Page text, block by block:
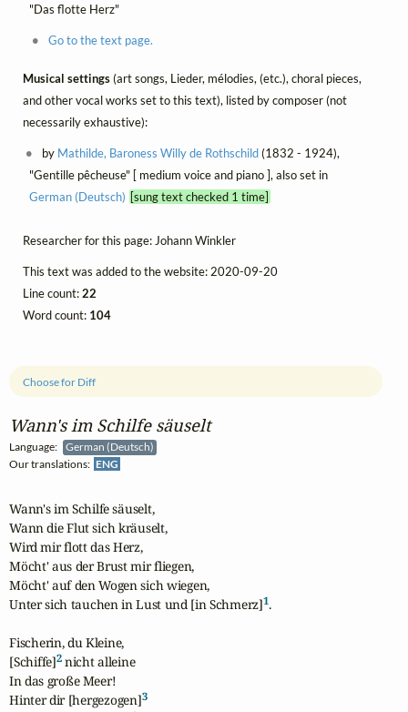
Wann's im Schilfe säuselt
Language:
German (Deutsch)
Our translations: ENG
Choose for Diff
Wann's im Schilfe säuselt,
Wann die Flut sich kräuselt,
Wird mir flott das Herz,
Möcht' aus der Brust mir fliegen,
Möcht' auf den Wogen sich wiegen,
Unter sich tauchen in Lust und [in Schmerz]1.
Fischerin, du Kleine,
[Schiffe]2 nicht alleine
In das große Meer!
Hinter dir [hergezogen]3
"Das flotte Herz"
Go to the text page.
Musical settings(art songs, Lieder, mélodies, (etc.), choral pieces,
and other vocal works set to this text), listed by composer (not
necessarily exhaustive):
by Mathilde, Baroness Willy de Rothschild(1832 - 1924),
"Gentille pêcheuse" [ medium voice and piano ], also set in
German (Deutsch) [sung text checked 1 time]
Researcher for this page: Johann Winkler
This text was added to the website: 2020-09-20
Line count:22
Word count: 104